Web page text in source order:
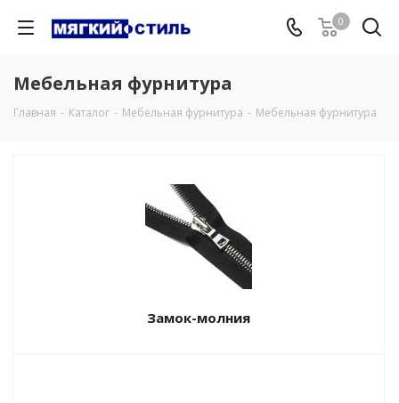
0
Мебельная фурнитура
Главная - Каталог - Мебельная фурнитура - Мебельная фурнитура
Замок-молния